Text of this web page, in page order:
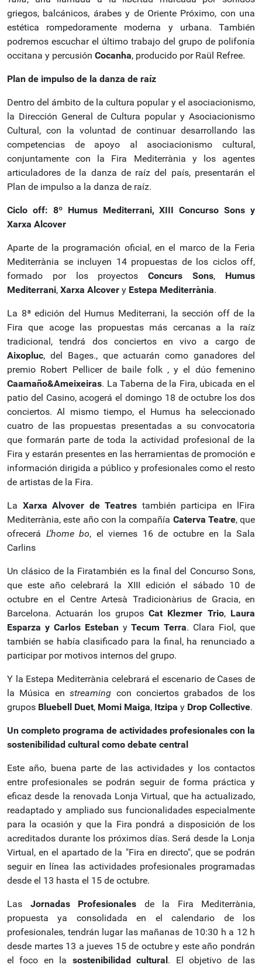
griegos, balcánicos, árabes y de Oriente Próximo, con una
estética rompedoramente moderna y urbana. También
podremos escuchar el último trabajo del grupo de polifonía
occitana y percusión Cocanha, producido por Raül Refree.
Plan de impulso de la danza de raíz
Dentro del ámbito de la cultura popular y el asociacionismo,
la Dirección General de Cultura popular y Asociacionismo
Cultural, con la voluntad de continuar desarrollando las
competencias de apoyo al asociacionismo cultural,
conjuntamente con la Fira Mediterrània y los agentes
articuladores de la danza de raíz del país, presentarán el
Plan de impulso a la danza de raíz.
Ciclo off: 8º Humus Mediterrani, XIII Concurso Sons y
Xarxa Alcover
Aparte de la programación oficial, en el marco de la Feria
Mediterrània se incluyen 14 propuestas de los ciclos off,
formado por los proyectos Concurs Sons, Humus
Mediterrani, Xarxa Alcover y Estepa Mediterrània.
La 8ª edición del Humus Mediterrani, la sección off de la
Fira que acoge las propuestas más cercanas a la raíz
tradicional, tendrá dos conciertos en vivo a cargo de
Aixopluc, del Bages., que actuarán como ganadores del
premio Robert Pellicer de baile folk , y el dúo femenino
Caamaño&Ameixeiras. La Taberna de la Fira, ubicada en el
patio del Casino, acogerá el domingo 18 de octubre los dos
conciertos. Al mismo tiempo, el Humus ha seleccionado
cuatro de las propuestas presentadas a su convocatoria
que formarán parte de toda la actividad profesional de la
Fira y estarán presentes en las herramientas de promoción e
información dirigida a público y profesionales como el resto
de artistas de la Fira.
La Xarxa Alvover de Teatres también participa en lFira
Mediterrània, este año con la compañía Caterva Teatre, que
ofrecerá L’home bo, el viernes 16 de octubre en la Sala
Carlins
Un clásico de la Firatambién es la final del Concurso Sons,
que este año celebrará la XIII edición el sábado 10 de
octubre en el Centre Artesà Tradicionàrius de Gracia, en
Barcelona. Actuarán los gruposCat Klezmer Trio, Laura
Esparza y Carlos EstebanyTecum Terra. Clara Fiol, que
también se había clasificado para la final, ha renunciado a
participar por motivos internos del grupo.
Y la Estepa Mediterrània celebrará el escenario de Cases de
la Música en streaming con conciertos grabados de los
grupos Bluebell Duet, Momi Maiga, Itzipa y Drop Collective.
Un completo programa de actividades profesionales con la
sostenibilidad cultural como debate central
Este año, buena parte de las actividades y los contactos
entre profesionales se podrán seguir de forma práctica y
eficaz desde la renovada Lonja Virtual, que ha actualizado,
readaptado y ampliado sus funcionalidades especialmente
para la ocasión y que la Fira pondrá a disposición de los
acreditados durante los próximos días. Será desde la Lonja
Virtual, en el apartado de la "Fira en directo", que se podrán
seguir en línea las actividades profesionales programadas
desde el 13 hasta el 15 de octubre.
Las Jornadas Profesionales de la Fira Mediterrània,
propuesta ya consolidada en el calendario de los
profesionales, tendrán lugar las mañanas de 10:30 h a 12 h
desde martes 13 a jueves 15 de octubre y este año pondrán
el foco en la sostenibilidad cultural. El objetivo de las